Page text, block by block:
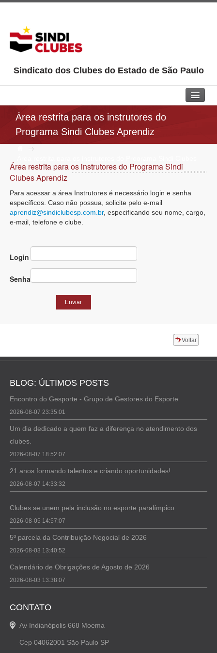
Sindicato dos Clubes do Estado de São Paulo
Home
Sindi Clubes
Aprendiz
Pepac
Cultural
Parceiros
Contato
Área restrita para os instrutores do
Programa Sindi Clubes Aprendiz
→
Aprendiz
Área restrita para os instrutores do Programa Sindi
Clubes Aprendiz
Para acessar a área Instrutores é necessário login e senha
específicos. Caso não possua, solicite pelo e-mail
aprendiz@sindiclubesp.com.br, especificando seu nome, cargo,
e-mail, telefone e clube.
Login
Senha
Voltar
BLOG: ÚLTIMOS POSTS
Encontro do Gesporte - Grupo de Gestores do Esporte
2026-08-07 23:35:01
Um dia dedicado a quem faz a diferença no atendimento dos
clubes.
2026-08-07 18:52:07
21 anos formando talentos e criando oportunidades!
2026-08-07 14:33:32
Clubes se unem pela inclusão no esporte paralímpico
2026-08-05 14:57:07
5º parcela da Contribuição Negocial de 2026
2026-08-03 13:40:52
Calendário de Obrigações de Agosto de 2026
2026-08-03 13:38:07
CONTATO
Av Indianópolis 668 Moema
Cep 04062001 São Paulo SP